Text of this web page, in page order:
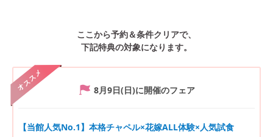
ここから予約＆条件クリアで、
下記特典の対象になります。
オススメ 8月9日(日)に開催のフェア
【当館人気No.1】本格チャペル×花嫁ALL体験×人気試食